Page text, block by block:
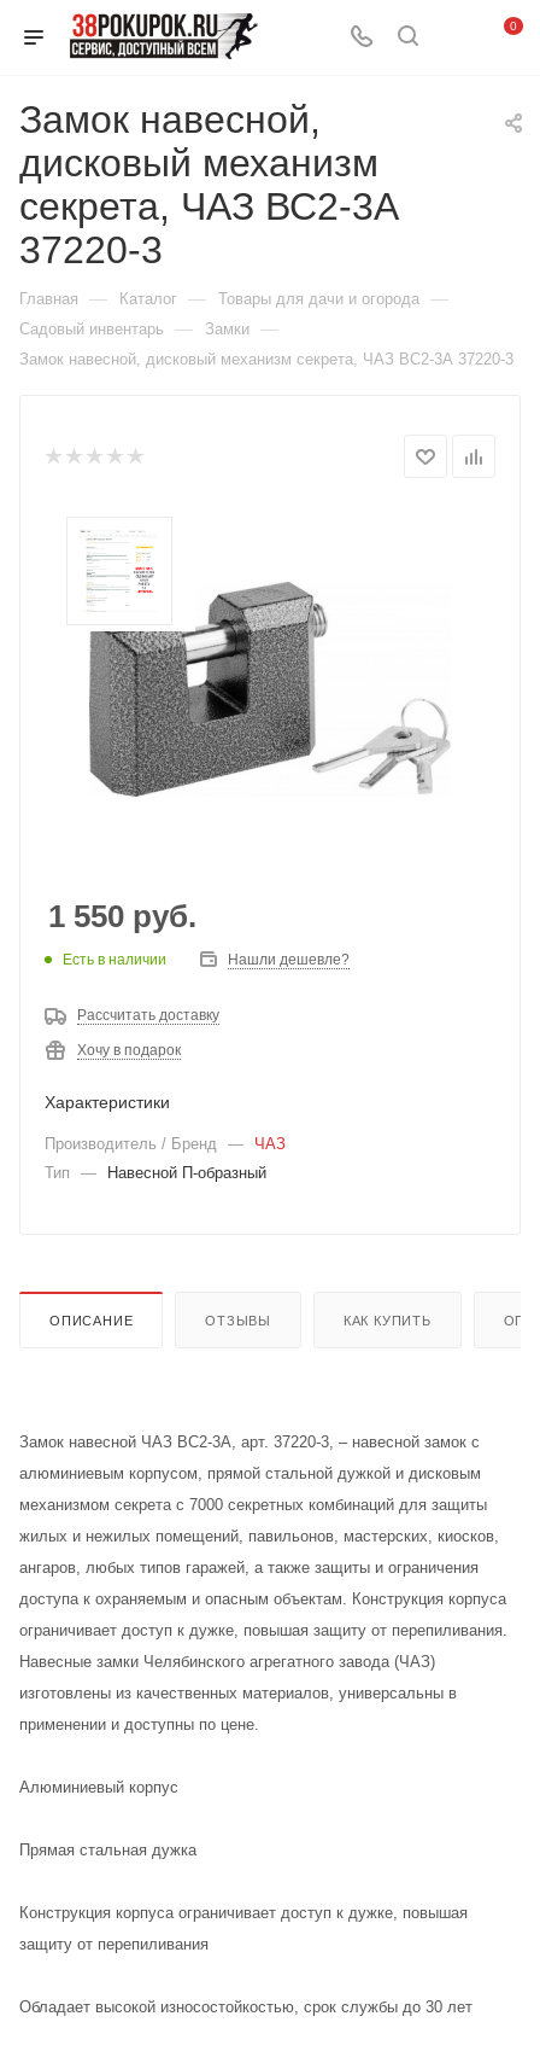
0
Замок навесной,
дисковый механизм
секрета, ЧАЗ ВС2-3А
37220-3
Главная — Каталог — Товары для дачи и огорода —
Садовый инвентарь — Замки —
Замок навесной, дисковый механизм секрета, ЧАЗ ВС2-3А 37220-3
1 550 руб.
Есть в наличии Нашли дешевле?
Рассчитать доставку
Хочу в подарок
Характеристики
Производитель / Бренд —
ЧАЗ
Тип
— Навесной П-образный
ОПИСАНИЕ ОТЗЫВЫ КАК КУПИТЬ
Замок навесной ЧАЗ ВС2-3А, арт. 37220-3, – навесной замок с
алюминиевым корпусом, прямой стальной дужкой и дисковым
механизмом секрета с 7000 секретных комбинаций для защиты
жилых и нежилых помещений, павильонов, мастерских, киосков,
ангаров, любых типов гаражей, а также защиты и ограничения
доступа к охраняемым и опасным объектам. Конструкция корпуса
ограничивает доступ к дужке, повышая защиту от перепиливания.
Навесные замки Челябинского агрегатного завода (ЧАЗ)
изготовлены из качественных материалов, универсальны в
применении и доступны по цене.
Алюминиевый корпус
Прямая стальная дужка
Конструкция корпуса ограничивает доступ к дужке, повышая
защиту от перепиливания
Обладает высокой износостойкостью, срок службы до 30 лет